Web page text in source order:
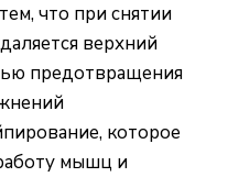
что при снятии
верхний
предотвращения
которое
мышц и